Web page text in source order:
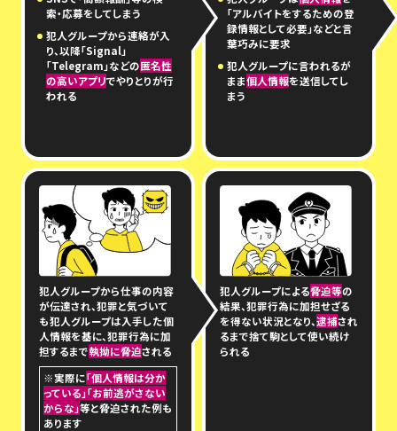
索・応募をしてしまう
犯人グループから連絡が入
り、以降「Signal」
「Telegram」などの匿名性
の高いアプリでやりとりが行
われる
「アルバイトをするための登
録情報として必要」などと言
葉巧みに要求
犯人グループに言われるが
まま個人情報を送信してし
まう
犯人グループから仕事の内容
が伝達され、犯罪と気づいて
も犯人グループは入手した個
人情報を基に、犯罪行為に加
担するまで執拗に脅迫される
※実際に「個人情報は分か
っている」「お前逃がさない
からな」等と脅迫された例も
あります
犯人グループによる脅迫等の
結果、犯罪行為に加担せざる
を得ない状況となり、逮捕され
るまで捨て駒として使い続け
られる